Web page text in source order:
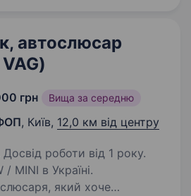
автослюсар
грн Вища за середню
, Київ, 12,0 км від центру
роботи від 1 року.
/ MINI в Україні.
який хоче